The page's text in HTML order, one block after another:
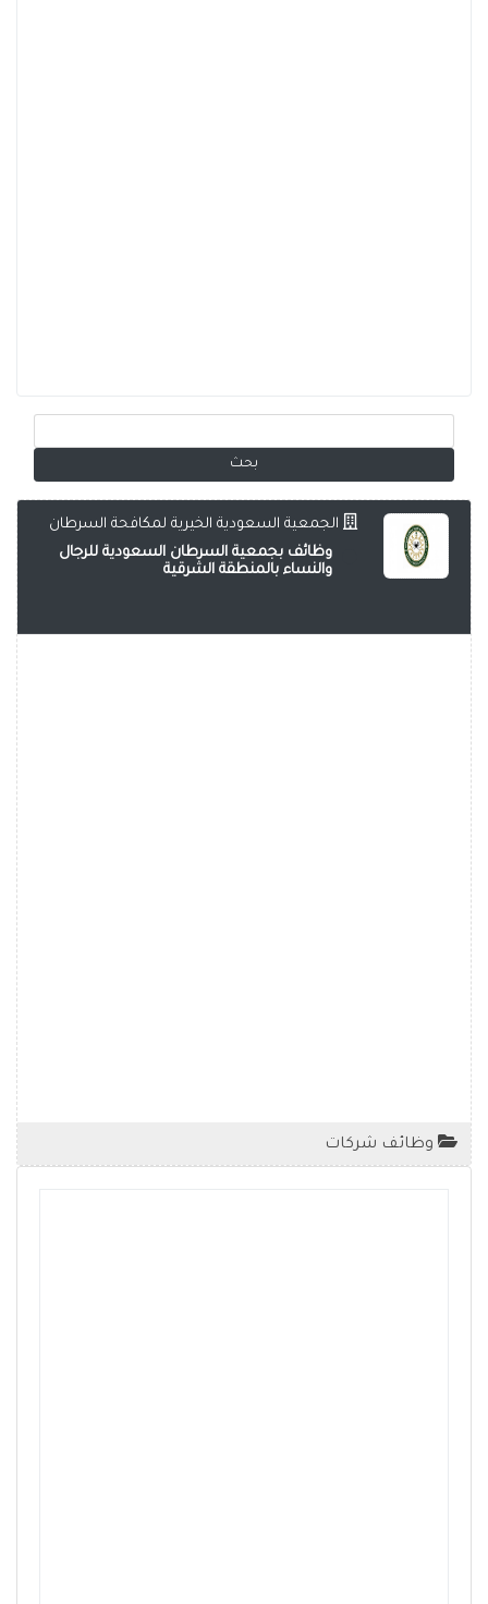
الجمعية السعودية الخيرية لمكافحة السرطان
وظائف بجمعية السرطان السعودية للرجال
والنساء بالمنطقة الشرقية
وظائف شركات